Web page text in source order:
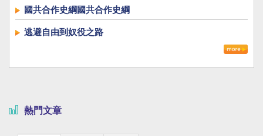
國共合作史綱國共合作史綱
逃避自由到奴役之路
熱門文章